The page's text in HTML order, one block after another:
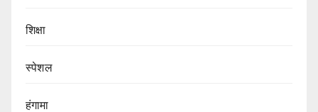
शिक्षा
स्पेशल
हंगामा